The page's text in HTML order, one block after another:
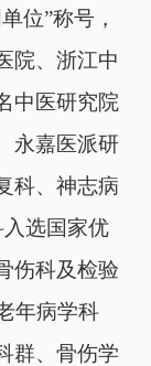
位”称号，
院、浙江中
中医研究院
永嘉医派研
科、神志病
选国家优
伤科及检验
年病学科
群、骨伤学